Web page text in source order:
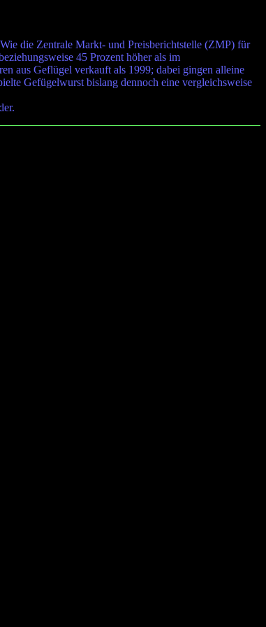
die Zentrale Markt- und Preisberichtstelle (ZMP) für
45 Prozent höher als im
aus Geflügel verkauft als 1999; dabei gingen alleine
Gefügelwurst bislang dennoch eine vergleichsweise